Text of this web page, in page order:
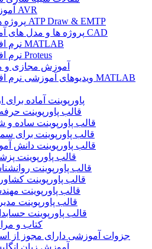
آموزش AVR
پروژه های ATP Draw & EMTP
پروژه ها و مدل های آماده CAD
نرم افزار MATLAB
نرم افزار Proteus
آموزش مجازی و
ویدیوهای آموزشی نرم افزار MATLAB
پاورپوینت آماده برای
قالب پاورپوینت
قالب پاورپوینت ساده و
قالب پاورپوینت برای
قالب پاورپوینت دانش
قالب پاورپوینت
قالب پاورپوینت
قالب پاورپوینت
قالب پاورپوینت
قالب پاورپوینت
قالب پاورپوینت
کتاب و
جزوات آموزشی دارای مجوز از
آموزش زبان